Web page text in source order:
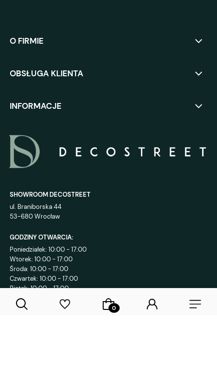
O FIRMIE
OBSŁUGA KLIENTA
INFORMACJE
SHOWROOM DECOSTREET
ul. Braniborska 44
53-680 Wrocław
GODZINY OTWARCIA:
Poniedziałek: 10:00 - 17:00
Wtorek: 10:00 - 17:00
Środa: 10:00 - 17:00
Czwartek: 10:00 - 17:00
Piątek: 10:00 - 17:00
KONTAKT: